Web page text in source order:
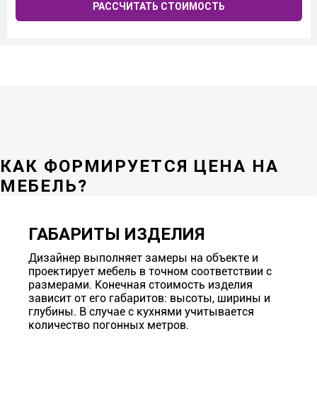
РАССЧИТАТЬ СТОИМОСТЬ
КАК ФОРМИРУЕТСЯ ЦЕНА НА
МЕБЕЛЬ?
ГАБАРИТЫ ИЗДЕЛИЯ
Дизайнер выполняет замеры на объекте и
проектирует мебель в точном соответствии с
размерами. Конечная стоимость изделия
зависит от его габаритов: высоты, ширины и
глубины. В случае с кухнями учитывается
количество погонных метров.